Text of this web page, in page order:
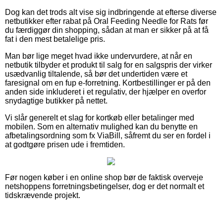
Dog kan det trods alt vise sig indbringende at efterse diverse
netbutikker efter rabat på Oral Feeding Needle for Rats før
du færdiggør din shopping, sådan at man er sikker på at få
fat i den mest betalelige pris.
Man bør lige meget hvad ikke undervurdere, at når en
netbutik tilbyder et produkt til salg for en salgspris der virker
usædvanlig tiltalende, så bør det undertiden være et
faresignal om en fup e-forretning. Kortbestillinger er på den
anden side inkluderet i et regulativ, der hjælper en overfor
snydagtige butikker på nettet.
Vi slår generelt et slag for kortkøb eller betalinger med
mobilen. Som en alternativ mulighed kan du benytte en
afbetalingsordning som fx ViaBill, såfremt du ser en fordel i
at godtgøre prisen ude i fremtiden.
Før nogen køber i en online shop bør de faktisk overveje
netshoppens forretningsbetingelser, dog er det normalt et
tidskrævende projekt.